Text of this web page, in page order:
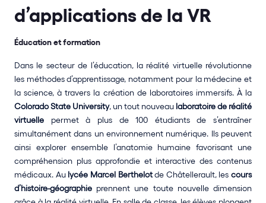
d’applications de la VR
Éducation et formation
Dans le secteur de l’éducation, la réalité virtuelle révolutionne
les méthodes d’apprentissage, notamment pour la médecine et
Colorado State University, un tout nouveau laboratoire de réalité
virtuelle permet à plus de 100 étudiants de s’entraîner
simultanément dans un environnement numérique. Ils peuvent
ainsi explorer ensemble l’anatomie humaine favorisant une
compréhension plus approfondie et interactive des contenus
médicaux. Au lycée Marcel Berthelot de Châtellerault, les cours
d’histoire-géographie prennent une toute nouvelle dimension